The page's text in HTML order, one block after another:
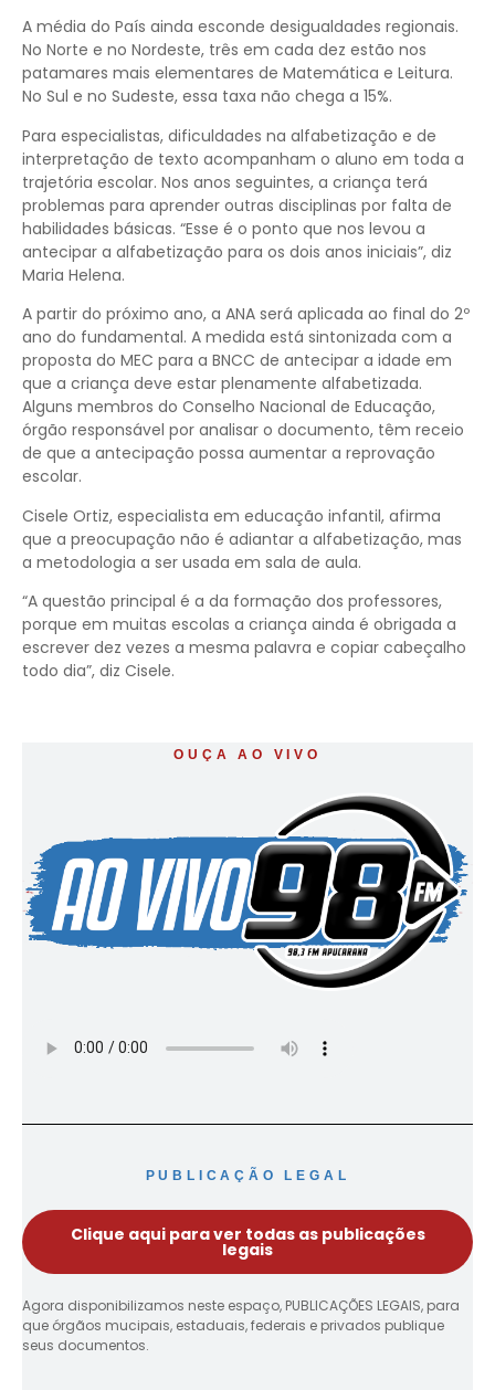
A média do País ainda esconde desigualdades regionais.
No Norte e no Nordeste, três em cada dez estão nos
patamares mais elementares de Matemática e Leitura.
No Sul e no Sudeste, essa taxa não chega a 15%.
Para especialistas, dificuldades na alfabetização e de
interpretação de texto acompanham o aluno em toda a
trajetória escolar. Nos anos seguintes, a criança terá
problemas para aprender outras disciplinas por falta de
habilidades básicas. “Esse é o ponto que nos levou a
antecipar a alfabetização para os dois anos iniciais”, diz
Maria Helena.
A partir do próximo ano, a ANA será aplicada ao final do 2º
ano do fundamental. A medida está sintonizada com a
proposta do MEC para a BNCC de antecipar a idade em
que a criança deve estar plenamente alfabetizada.
Alguns membros do Conselho Nacional de Educação,
órgão responsável por analisar o documento, têm receio
de que a antecipação possa aumentar a reprovação
escolar.
Cisele Ortiz, especialista em educação infantil, afirma
que a preocupação não é adiantar a alfabetização, mas
a metodologia a ser usada em sala de aula.
“A questão principal é a da formação dos professores,
porque em muitas escolas a criança ainda é obrigada a
escrever dez vezes a mesma palavra e copiar cabeçalho
todo dia”, diz Cisele.
OUÇA AO VIVO
PUBLICAÇÃO LEGAL
Clique aqui para ver todas as publicações
legais
Agora disponibilizamos neste espaço, PUBLICAÇÕES LEGAIS, para
que órgãos mucipais, estaduais, federais e privados publique
seus documentos.